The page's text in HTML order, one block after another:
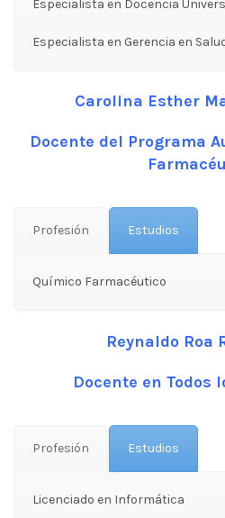
Especialista en Docencia
Especialista en Gerencia en
Carolina Esther
Docente del Programa
Profesión Estudios
Químico Farmacéutico
Reynaldo Roa
Docente en Todos
Profesión Estudios
Licenciado en Informática